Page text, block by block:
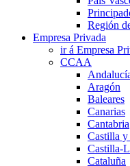
Región
Empresa Privada
ir á Empresa
CCAA
Aragón
Baleares
Canarias
Cantabria
Castilla
Castilla-
Cataluña